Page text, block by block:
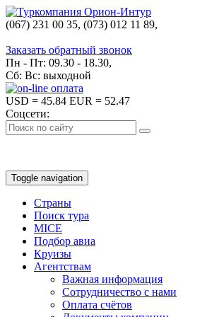
(067) 231 00 35, (073) 012 11 89,
Заказать обратный звонок
Пн - Пт: 09.30 - 18.30,
Сб: Вс: выходной
USD = 45.84 EUR = 52.47
Соцсети:
Toggle navigation
Страны
Поиск тура
MICE
Подбор авиа
Круизы
Агентствам
Важная информация
Сотрудничество с нами
Оплата счётов